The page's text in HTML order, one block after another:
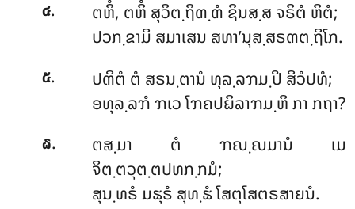
໔.
ຕຫິໍ, ຕຫິໍ ສຸວິຕ຺ຖິຓ຺ຓໍ ຊິນສ຺ສ ຈຣິຕໍ ຫິຕໍ;
ປວກ຺ຂາມິ ສມາເສນ ສທາ’ນຸສ຺ສຣຓຕ຺ຖິໂກ.
໕.
ປຓິຕໍ ຕໍ ສຣນ຺ຕານໍ ທຸລ຺ລຠມ຺ປິ ສິວໍປທໍ;
ອທຸລ຺ລຠໍ ຠເວ ໂຠຄປຏິລາຠມ຺ຫິ ກາ ກຖາ?
໖.
ຕສ຺ມາ ຕໍ ຠຎ຺ຎມານໍ ເມ
ຈິຕ຺ຕວຸຕ຺ຕປທກ຺ກມໍ;
ສຸນ຺ທຣໍ ມຘຸຣໍ ສຸທ຺ຘໍ ໂສຕຸໂສຕຣສາຍນໍ.